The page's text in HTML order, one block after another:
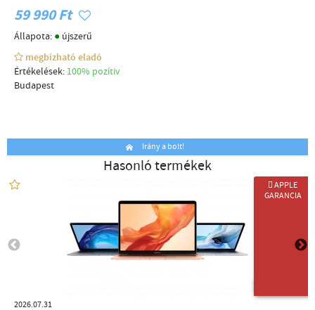
59 990 Ft
Állapota: ● újszerű
megbízható eladó
Értékelések: 100% pozítiv
Budapest
Irány a bolt!
Hasonló termékek
 APPLE
GARANCIA
2026.07.31